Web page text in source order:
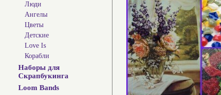
Люди
Ангелы
Цветы
Детские
Love Is
Корабли
Наборы для
Скрапбукинга
Loom Bands